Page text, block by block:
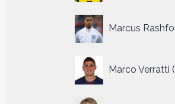
Marcus
Marco Verratti